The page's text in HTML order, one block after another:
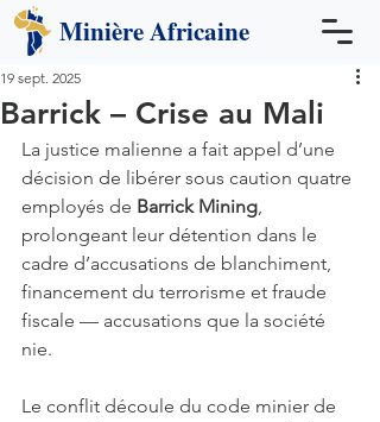
MinièreAfricaine
Barrick – Crise au Mali
19 sept. 2025
La justice malienne a fait appel d’une
décision de libérer sous caution quatre
employés de Barrick Mining,
prolongeant leur détention dans le
cadre d’accusations de blanchiment,
financement du terrorisme et fraude
fiscale — accusations que la société
nie.
Le conflit découle du code minier de